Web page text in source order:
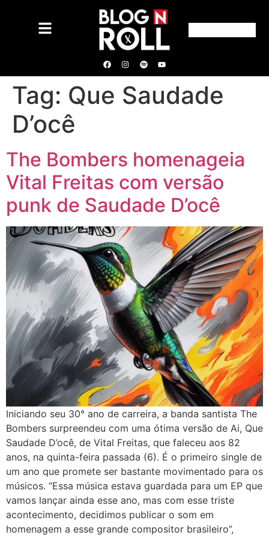
Tag: Que Saudade
D’ocê
The Bombers homenageia
Vital Freitas com versão
punk de Saudade D’ocê
Iniciando seu 30° ano de carreira, a banda santista The
Bombers surpreendeu com uma ótima versão de Ai, Que
Saudade D’ocê, de Vital Freitas, que faleceu aos 82
anos, na quinta-feira passada (6). É o primeiro single de
um ano que promete ser bastante movimentado para os
músicos. “Essa música estava guardada para um EP que
vamos lançar ainda esse ano, mas com esse triste
acontecimento, decidimos publicar o som em
homenagem a esse grande compositor brasileiro”,